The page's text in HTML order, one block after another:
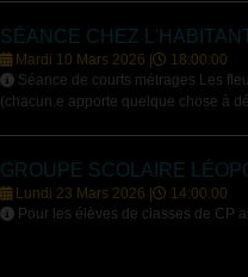
SÉANCE CHEZ
Mardi 10 Mars 2026 |
18:00:00
Séance de courts métrages Les
(chacun.e apporte quelque chose à
GROUPE SCOLAIRE
Lundi 23 Mars 2026 |
14:00:00
Pour les élèves de classes de CP